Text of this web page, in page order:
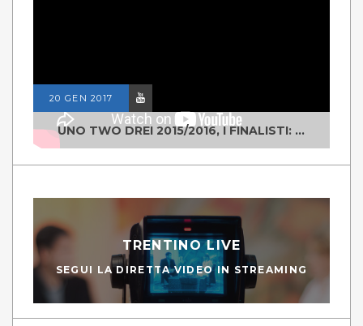
20 GEN 2017
UNO TWO DREI 2015/2016, I FINALISTI: CLASSE IV ALS ISTITUTO "DEGASPERI" BORGO VALSUGANA
TRENTINO LIVE
SEGUI LA DIRETTA VIDEO IN STREAMING